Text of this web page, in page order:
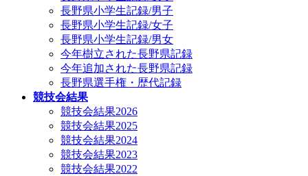
長野県小学生記録/男子
長野県小学生記録/女子
長野県小学生記録/男女
今年樹立された長野県記録
今年追加された長野県記録
長野県選手権・歴代記録
競技会結果
競技会結果2026
競技会結果2025
競技会結果2024
競技会結果2023
競技会結果2022